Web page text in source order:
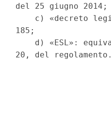
del 25 giugno 2014;
c) «decreto
185;
d) «ESL»: